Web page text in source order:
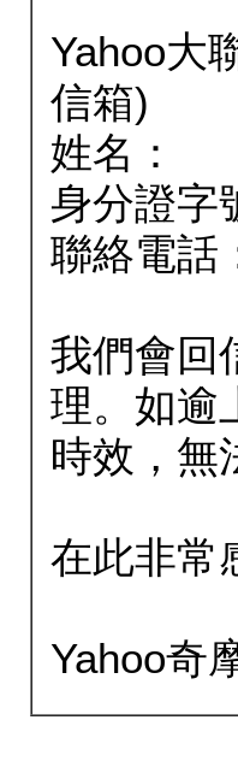
Yahoo大
信箱)
姓名：
身分證字
聯絡電話
我們會回
理。如逾
時效，無
在此非常
Yahoo奇